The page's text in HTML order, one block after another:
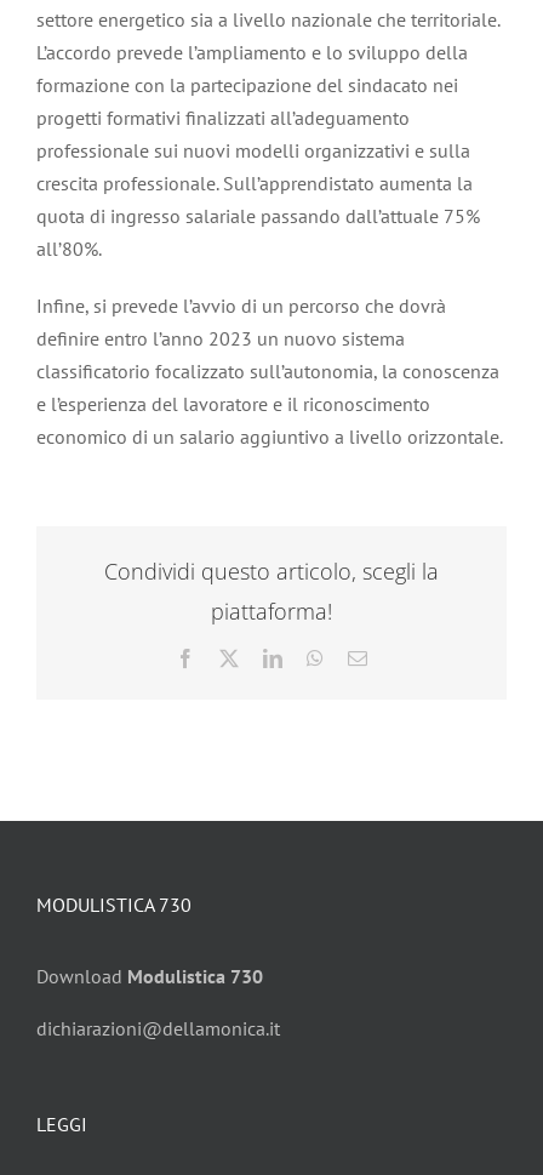
settore energetico sia a livello nazionale che territoriale.
L’accordo prevede l’ampliamento e lo sviluppo della
formazione con la partecipazione del sindacato nei
progetti formativi finalizzati all’adeguamento
professionale sui nuovi modelli organizzativi e sulla
crescita professionale. Sull’apprendistato aumenta la
quota di ingresso salariale passando dall’attuale 75%
all’80%.
Infine, si prevede l’avvio di un percorso che dovrà
definire entro l’anno 2023 un nuovo sistema
classificatorio focalizzato sull’autonomia, la conoscenza
e l’esperienza del lavoratore e il riconoscimento
economico di un salario aggiuntivo a livello orizzontale.
Condividi questo articolo, scegli la
piattaforma!
Facebook LinkedInWhatsApp
Email
MODULISTICA 730
Download Modulistica 730
dichiarazioni@dellamonica.it
LEGGI